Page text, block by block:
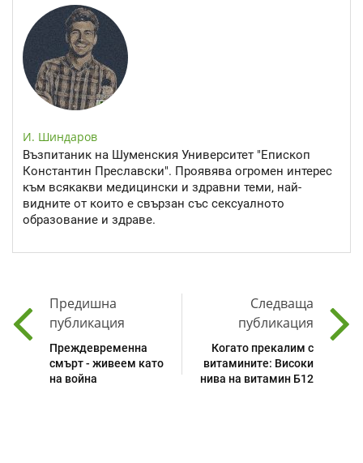
И. Шиндаров
Възпитаник на Шуменския Университет "Епископ
Константин Преславски". Проявява огромен интерес
към всякакви медицински и здравни теми, най-
видните от които е свързан със сексуалното
образование и здраве.
Предишна
публикация
Преждевременна
смърт - живеем като
на война
Следваща
публикация
Когато прекалим с
витамините: Високи
нива на витамин Б12